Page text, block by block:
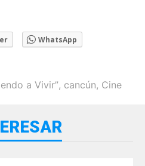
WhatsApp
a Vivir”, cancún, Cine